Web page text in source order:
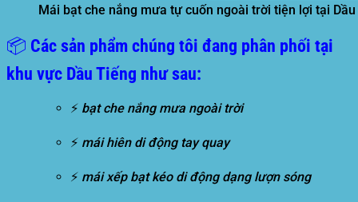
Mái bạt che nắng mưa tự cuốn ngoài trời tiện lợi tại
📦 Các sản phẩm chúng tôi đang phân phối tại
khu vực Dầu Tiếng như sau:
⚡ bạt che nắng mưa ngoài trời
⚡ mái hiên di động tay quay
⚡ mái xếp bạt kéo di động dạng lượn sóng